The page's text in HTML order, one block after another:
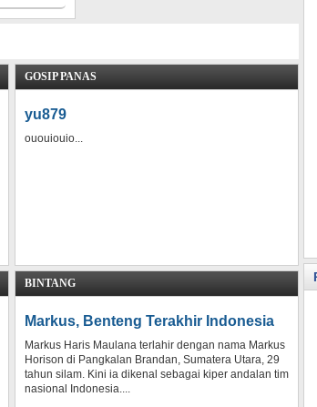
GOSIP PANAS
yu879
ououiouio...
BINTANG
Markus, Benteng Terakhir Indonesia
Markus Haris Maulana terlahir dengan nama Markus
Horison di Pangkalan Brandan, Sumatera Utara, 29
tahun silam. Kini ia dikenal sebagai kiper andalan tim
nasional Indonesia....